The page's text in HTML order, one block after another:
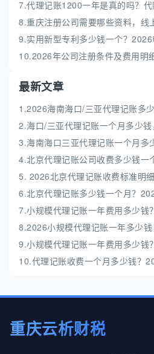
7.代理记账1200一年是真的吗？
8.重庆注册公司需要哪些资料，线
9.实用新型专利多少钱一个？
10.2026年公司注册条件及费用明
最新文章
1.2026海南海口/三亚代理记账多
3.海南海口三亚代理记账一个月多
4.北京代理记账公司收费多少钱一
5. 2026北京代理记账收费标准明
6.北京代理记账多少钱一个月？
8.2026小规模代理记账一年多少
重庆云析财税